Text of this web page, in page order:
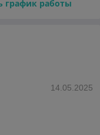
график работы
14.05.2025